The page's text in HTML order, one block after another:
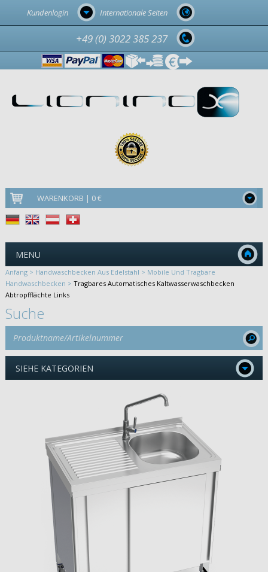
Internationale Seiten
Kundenlogin
+49 (0) 3022 385 237
WARENKORB | 0 €
MENU
Anfang > Handwaschbecken Aus Edelstahl > Mobile Und Tragbare
Handwaschbecken > Tragbares Automatisches Kaltwasserwaschbecken
Abtropfflächte Links
Suche
SIEHE KATEGORIEN